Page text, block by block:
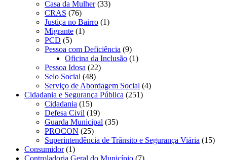
Casa da Mulher(33)
CRAS (76)
Justiça no Bairro (1)
Migrante (1)
PCD (5)
Pessoa com Deficiência (9)
Oficina da Inclusão (1)
Pessoa Idosa (22)
Selo Social (48)
Serviço de Abordagem Social (4)
Cidadania e Segurança Pública (251)
Cidadania (15)
Defesa Civil (19)
Guarda Municipal (35)
PROCON (25)
Superintendência de Trânsito e Segurança Viária (15)
Consumidor(1)
Controladoria Geral do Município (7)